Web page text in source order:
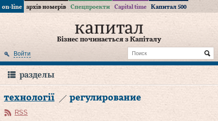
on-line архів номерів Спецпроекти Capital time Капитал 500
Бізнес починається з Капіталу
Войти
разделы
технології регулирование
RSS